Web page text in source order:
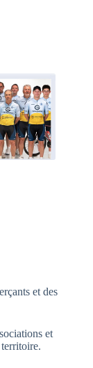
et des
et